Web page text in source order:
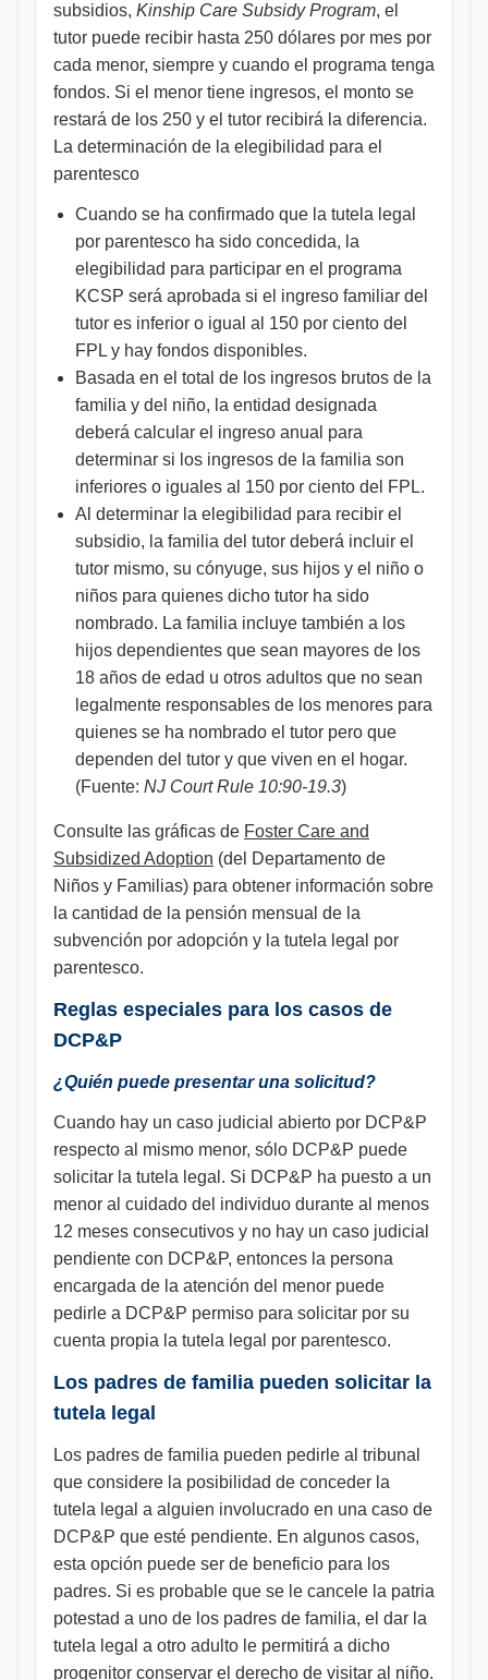
subsidios, Kinship Care Subsidy Program, el
tutor puede recibir hasta 250 dólares por mes por
cada menor, siempre y cuando el programa tenga
fondos. Si el menor tiene ingresos, el monto se
restará de los 250 y el tutor recibirá la diferencia.
La determinación de la elegibilidad para el
parentesco
Cuando se ha confirmado que la tutela legal
por parentesco ha sido concedida, la
elegibilidad para participar en el programa
KCSP será aprobada si el ingreso familiar del
tutor es inferior o igual al 150 por ciento del
FPL y hay fondos disponibles.
Basada en el total de los ingresos brutos de la
familia y del niño, la entidad designada
deberá calcular el ingreso anual para
determinar si los ingresos de la familia son
inferiores o iguales al 150 por ciento del FPL.
Al determinar la elegibilidad para recibir el
subsidio, la familia del tutor deberá incluir el
tutor mismo, su cónyuge, sus hijos y el niño o
niños para quienes dicho tutor ha sido
nombrado. La familia incluye también a los
hijos dependientes que sean mayores de los
18 años de edad u otros adultos que no sean
legalmente responsables de los menores para
quienes se ha nombrado el tutor pero que
dependen del tutor y que viven en el hogar.
(Fuente: NJ Court Rule 10:90-19.3)
Consulte las gráficas de Foster Care and
Subsidized Adoption (del Departamento de
Niños y Familias) para obtener información sobre
la cantidad de la pensión mensual de la
subvención por adopción y la tutela legal por
parentesco.
Reglas especiales para los casos de
DCP&P
¿Quién puede presentar una solicitud?
Cuando hay un caso judicial abierto por DCP&P
respecto al mismo menor, sólo DCP&P puede
solicitar la tutela legal. Si DCP&P ha puesto a un
menor al cuidado del individuo durante al menos
12 meses consecutivos y no hay un caso judicial
pendiente con DCP&P, entonces la persona
encargada de la atención del menor puede
pedirle a DCP&P permiso para solicitar por su
cuenta propia la tutela legal por parentesco.
Los padres de familia pueden solicitar la
tutela legal
Los padres de familia pueden pedirle al tribunal
que considere la posibilidad de conceder la
tutela legal a alguien involucrado en una caso de
DCP&P que esté pendiente. En algunos casos,
esta opción puede ser de beneficio para los
padres. Si es probable que se le cancele la patria
potestad a uno de los padres de familia, el dar la
tutela legal a otro adulto le permitirá a dicho
progenitor conservar el derecho de visitar al niño.